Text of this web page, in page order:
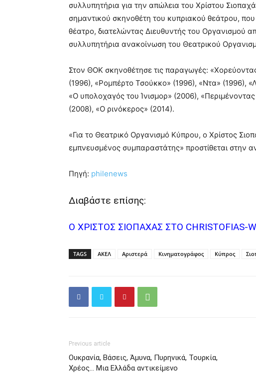
συλλυπητήρια για την απώλεια του Χρίστου
σημαντικού σκηνοθέτη του κυπριακού θεάτρου,
θέατρο, διατελώντας Διευθυντής του Οργανισμού
συλλυπητήρια ανακοίνωση του Θεατρικού
Στον ΘΟΚ σκηνοθέτησε τις παραγωγές:
(1996), «Ρομπέρτο Τσούκκο» (1996), «Ντα» (1996),
«Ο υπολοχαγός του Ίνισμορ» (2006),
(2008), «Ο ρινόκερος» (2014).
«Για το Θεατρικό Οργανισμό Κύπρου, ο Χρίστος
εμπνευσμένος συμπαραστάτης» προστίθεται στην
Πηγή: philenews
Διαβάστε επίσης:
Ο ΧΡΙΣΤΟΣ ΣΙΟΠΑΧΑΣ ΣΤΟ CHRISTOFIAS-
TAGS ΑΚΕΛ Αριστερά Κινηματογράφος Κύπρος
Previous article
Ουκρανία, Βάσεις, Άμυνα, Πυρηνικά, Τουρκία,
Χρέος… Μια Ελλάδα αντικείμενο